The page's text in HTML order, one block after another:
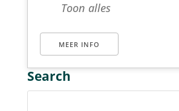
Toon alles
MEER INFO
Search